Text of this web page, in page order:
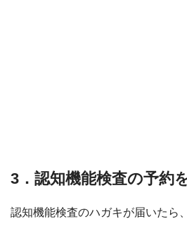
3．認知機能検査の予約
認知機能検査のハガキが届いたら